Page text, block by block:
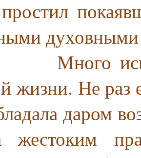
жизни. Не раз
даром
жестоким